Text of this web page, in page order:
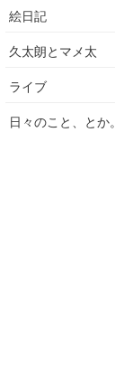
絵日記
久太朗とマメ太
ライブ
日々のこと、とか。